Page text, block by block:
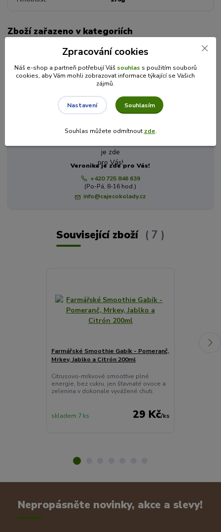
Zboží zařazeno v kategoriích
Ochucené medy
Včelařství Domovina
Máte dotaz? Potřebujete poradit?
Veronika je zde pro Vás!
+420 725 846 639
(Po-Pá, 8-16 hod.)
info@cajecokolady.cz
Související zboží 7
Farmářské Smoothie Gabík - Pomeranč,
Mrkev, Jablko a Citrón 200ml
Citrusovo-mrkvové smoothie plné
energie, bez cukru, jen šťavnaté ovoce a
zelenina v dokonale vyvážené chuti.
29 Kč/ks
skladem 7 ks
Nepropásněte novinky, akce a slevy!
Zpracování cookies
Náš e-shop a partneři potřebují Váš souhlas s použitím souborů
cookies, aby Vám mohli zobrazovat informace týkající se Vašich
zájmů.
Nastavení Souhlasím
Souhlas můžete odmítnout zde.